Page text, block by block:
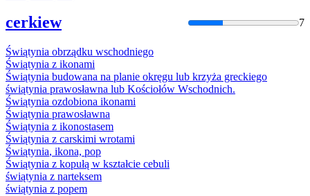
cerkiew 7
Świątynia obrządku wschodniego
Świątynia z ikonami
Świątynia budowana na planie okręgu lub krzyża greckiego
świątynia prawosławna lub Kościołów Wschodnich.
Świątynia ozdobiona ikonami
Świątynia prawosławna
Świątynia z ikonostasem
Świątynia z carskimi wrotami
Świątynia, ikona, pop
Świątynia z kopułą w kształcie cebuli
świątynia z narteksem
świątynia z popem